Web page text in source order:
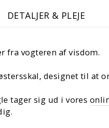
DETALJER & PLEJE
fra vogteren af visdom.
designet til at
tager sig ud i vores